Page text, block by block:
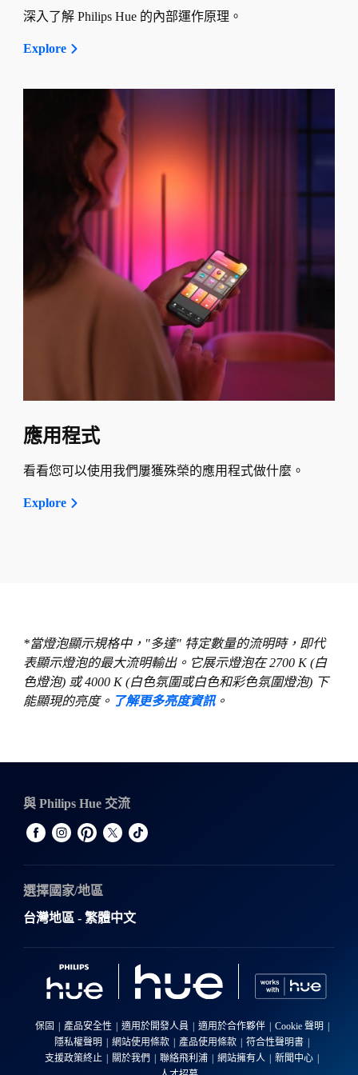
深入了解 Philips Hue 的內部運作原理。
Explore
應用程式
看看您可以使用我們屢獲殊榮的應用程式做什麼。
Explore
*當燈泡顯示規格中，"多達" 特定數量的流明時，即代
表顯示燈泡的最大流明輸出。它展示燈泡在 2700 K (白
色燈泡) 或 4000 K (白色氛圍或白色和彩色氛圍燈泡) 下
能顯現的亮度。 了解更多亮度資訊。
與 Philips Hue 交流
選擇國家/地區
台灣地區 - 繁體中文
保固 產品安全性 適用於開發人員 適用於合作夥伴
Cookie 聲明
隱私權聲明
網站使用條款 產品使用條款
符合性聲明書
支援政策終止
關於我們 聯絡飛利浦 網站擁有人
新聞中心